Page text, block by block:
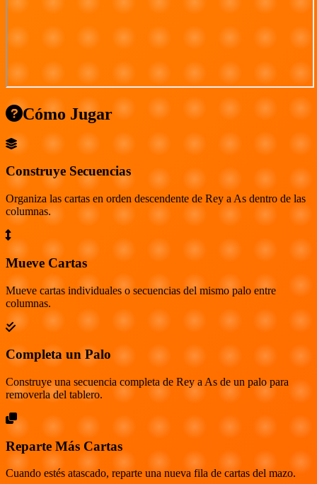
Cómo Jugar
Construye Secuencias
Organiza las cartas en orden descendente de Rey a As dentro de las
columnas.
Mueve Cartas
Mueve cartas individuales o secuencias del mismo palo entre
columnas.
Completa un Palo
Construye una secuencia completa de Rey a As de un palo para
removerla del tablero.
Reparte Más Cartas
Cuando estés atascado, reparte una nueva fila de cartas del mazo.